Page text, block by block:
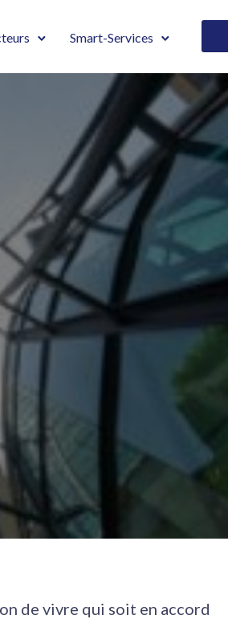
Smart-Services
de vivre qui soit en accord